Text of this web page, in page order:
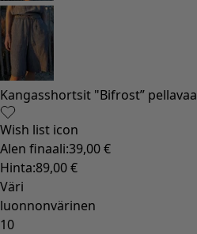
Kangasshortsit "Bifrost” pellavaa
Wish list icon
Alen finaali:39,00 €
Hinta:89,00 €
Väri
luonnonvärinen
10